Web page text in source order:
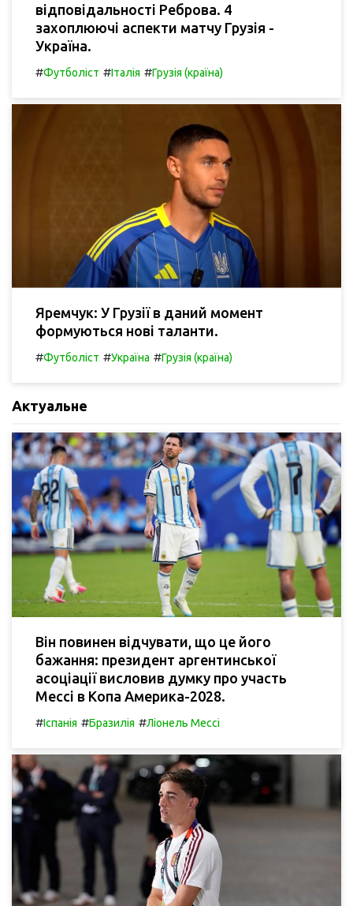
відповідальності Реброва. 4
захоплюючі аспекти матчу Грузія -
Україна.
#Футболіст #Італія #Грузія (країна)
Яремчук: У Грузії в даний момент
формуються нові таланти.
#Футболіст #Україна #Грузія (країна)
Актуальне
Він повинен відчувати, що це його
бажання: президент аргентинської
асоціації висловив думку про участь
Мессі в Копа Америка-2028.
#Іспанія #Бразилія #Ліонель Мессі